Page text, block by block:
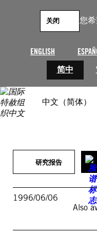
您
ENGLISH
简中
关闭
中文（简体）
研究报告
1996/06/06
Also